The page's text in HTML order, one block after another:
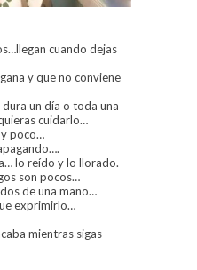
cuando dejas
y que no conviene
un día o toda una
cuidarlo…
poco…
lo reído y lo llorado.
son pocos…
de una mano…
exprimirlo…
mientras sigas